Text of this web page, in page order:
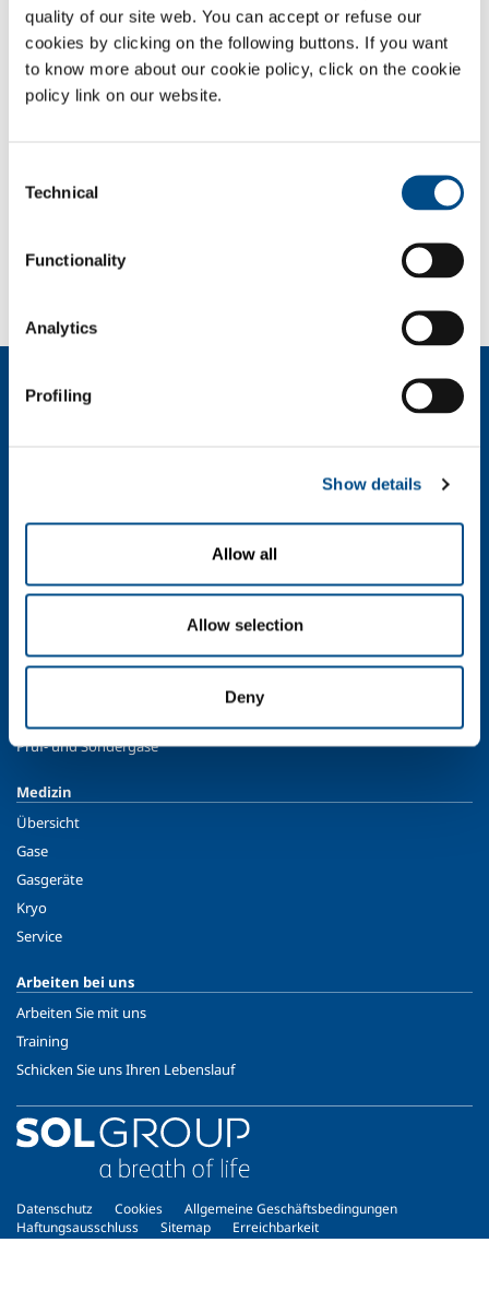
quality of our site web. You can accept or refuse our
cookies by clicking on the following buttons. If you want
to know more about our cookie policy, click on the cookie
policy link on our website.
Selection
Technical
Functionality
Analytics
Profiling
Show details
Allow all
Allow selection
Deny
Bearbeitung von Aluminium
Carpentry
Automobilindustrie
Bearbeitung von Edelstahl
Möchten Sie mehr wissen?
Chemie- und Pharmaindustrie
Prüf- und Sondergase
Medizin
Übersicht
Gase
Gasgeräte
Kryo
Service
Arbeiten bei uns
Arbeiten Sie mit uns
Training
Schicken Sie uns Ihren Lebenslauf
Datenschutz Cookies
Allgemeine Geschäftsbedingungen
Haftungsausschluss
Sitemap Erreichbarkeit